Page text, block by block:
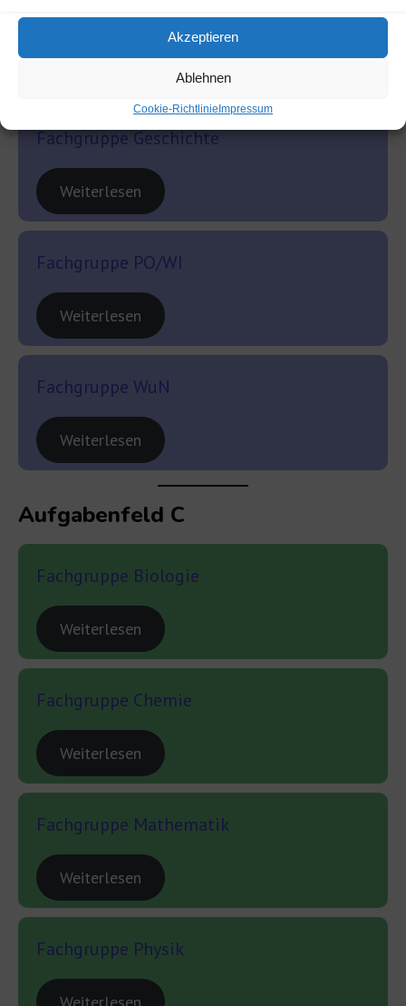
Akzeptieren
Ablehnen
Cookie-RichtlinieImpressum
Fachgruppe ev. Religion
Fachgruppe Geschichte
Weiterlesen
Fachgruppe PO/WI
Weiterlesen
Fachgruppe WuN
Weiterlesen
Aufgabenfeld C
Fachgruppe Biologie
Weiterlesen
Fachgruppe Chemie
Weiterlesen
Fachgruppe Mathematik
Weiterlesen
Fachgruppe Physik
Weiterlesen